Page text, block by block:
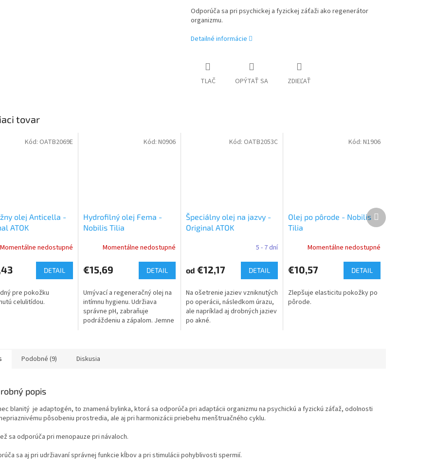
Odporúča sa pri psychickej a fyzickej záťaži ako regenerátor
organizmu.
Detailné informácie
TLAČ OPÝTAŤ SA ZDIEĽAŤ
tovar
olej Anticella -
ATOK
Momentálne nedostupné
DETAIL
pre pokožku
celulitídou.
Kód: OATB2069E
Hydrofilný olej Fema -
Nobilis Tilia
Momentálne nedostupné
€15,69 DETAIL
Umývací a regeneračný olej na
intímnu hygienu. Udržiava
správne pH, zabraňuje
podráždeniu a zápalom. Jemne
Kód: N0906
Špeciálny olej na jazvy -
Original ATOK
5 - 7 dní
od €12,17 DETAIL
Na ošetrenie jaziev vzniknutých
po operácii, následkom úrazu,
ale napríklad aj drobných jaziev
po akné.
Kód: OATB2053C
Olej po pôrode - Nobilis
Tilia
Momentálne nedostupné
€10,57 DETAIL
Zlepšuje elasticitu pokožky po
pôrode.
Kód: N1906
Ďalší
produkt
Podobné (9) Diskusia
popis
blanitý je adaptogén, to znamená bylinka, ktorá sa odporúča pri adaptácii organizmu na psychickú a fyzickú záťaž, odolnosti
pôsobeniu prostredia, ale aj pri harmonizácii priebehu menštruačného cyklu.
sa odporúča pri menopauze pri návaloch.
sa aj pri udržiavaní správnej funkcie kĺbov a pri stimulácii pohyblivosti spermií.